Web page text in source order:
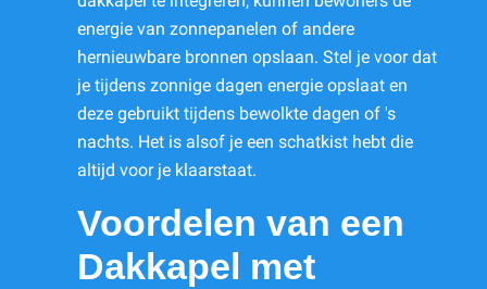
energie van zonnepanelen of andere
hernieuwbare bronnen opslaan. Stel je voor dat
je tijdens zonnige dagen energie opslaat en
deze gebruikt tijdens bewolkte dagen of 's
nachts. Het is alsof je een schatkist hebt die
altijd voor je klaarstaat.
Voordelen van een
Dakkapel met